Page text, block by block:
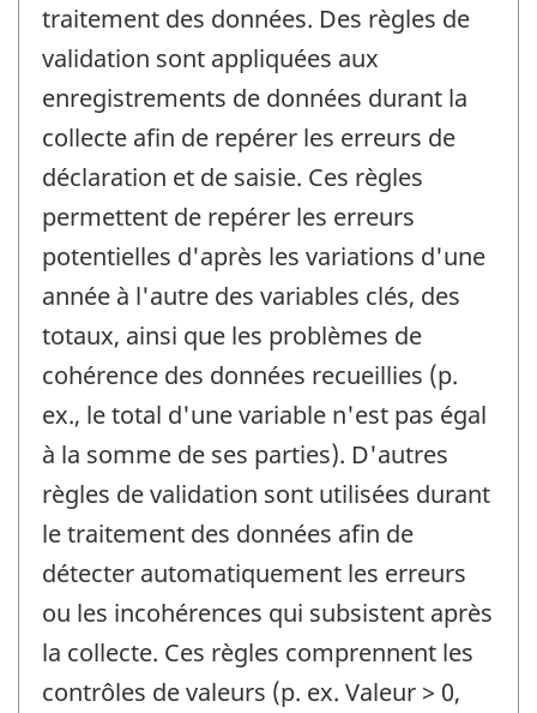
traitement des données. Des règles de
validation sont appliquées aux
enregistrements de données durant la
collecte afin de repérer les erreurs de
déclaration et de saisie. Ces règles
permettent de repérer les erreurs
potentielles d'après les variations d'une
année à l'autre des variables clés, des
totaux, ainsi que les problèmes de
cohérence des données recueillies (p.
ex., le total d'une variable n'est pas égal
à la somme de ses parties). D'autres
règles de validation sont utilisées durant
le traitement des données afin de
détecter automatiquement les erreurs
ou les incohérences qui subsistent après
la collecte. Ces règles comprennent les
contrôles de valeurs (p. ex. Valeur > 0,